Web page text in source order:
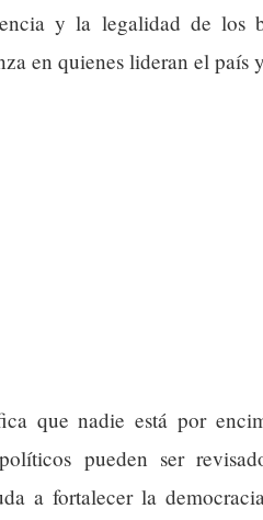
y la legalidad de los
en quienes lideran el país
que nadie está por
pueden ser
a fortalecer la